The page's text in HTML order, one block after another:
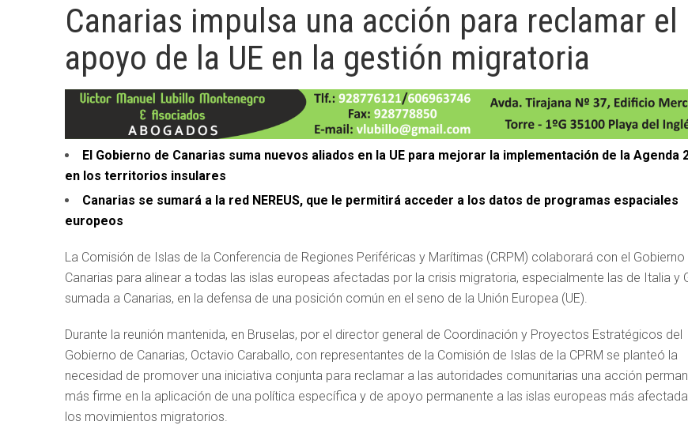
Canarias impulsa una acción para reclamar el
apoyo de la UE en la gestión migratoria
El Gobierno de Canarias suma nuevos aliados en la UE para mejorar la implementación de la Agenda
en los territorios insulares
Canarias se sumará a la red NEREUS, que le permitirá acceder a los datos de programas espaciales
europeos
La Comisión de Islas de la Conferencia de Regiones Periféricas y Marítimas (CRPM) colaborará con el Gobierno
Canarias para alinear a todas las islas europeas afectadas por la crisis migratoria, especialmente las de Italia y
sumada a Canarias, en la defensa de una posición común en el seno de la Unión Europea (UE).
Durante la reunión mantenida, en Bruselas, por el director general de Coordinación y Proyectos Estratégicos del
Gobierno de Canarias, Octavio Caraballo, con representantes de la Comisión de Islas de la CPRM se planteó la
necesidad de promover una iniciativa conjunta para reclamar a las autoridades comunitarias una acción
más firme en la aplicación de una política específica y de apoyo permanente a las islas europeas más
los movimientos migratorios.